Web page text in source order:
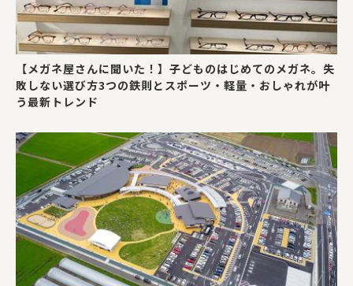
【メガネ屋さんに聞いた！】子どものはじめてのメガネ。失
敗しない選び方3つの鉄則とスポーツ・軽量・おしゃれが叶
う最新トレンド